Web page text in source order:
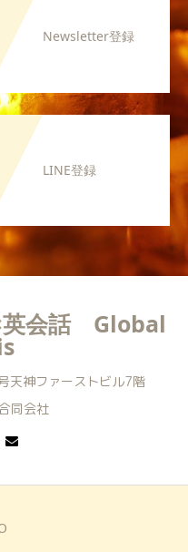
Newsletter登録
LINE登録
会話 Global
天神ファーストビル7階
同会社